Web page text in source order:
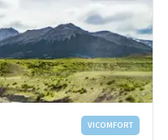
VICOMFORT